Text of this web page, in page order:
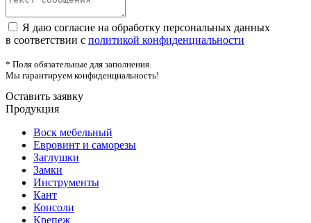
Я даю согласие на обработку персональных данных
в соответствии с политикой конфиденциальности
* Поля обязательные для заполнения.
Мы гарантируем конфиденциальность!
Оставить заявку
Продукция
Воск мебельный
Евровинт и саморезы
Заглушки
Замки
Инструменты
Кант
Консоли
Крепеж